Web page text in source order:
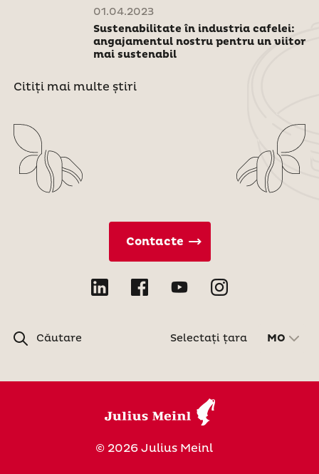
01.04.2023
Sustenabilitate în industria cafelei:
angajamentul nostru pentru un viitor
mai sustenabil
Citiți mai multe știri
Căutare
Contacte
Selectați țara MO
© 2026 Julius Meinl